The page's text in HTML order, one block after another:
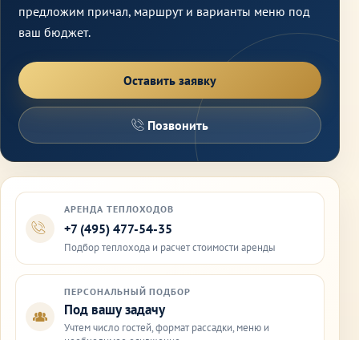
предложим причал, маршрут и варианты меню под
ваш бюджет.
Оставить заявку
Позвонить
АРЕНДА ТЕПЛОХОДОВ
+7 (495) 477-54-35
Подбор теплохода и расчет стоимости аренды
ПЕРСОНАЛЬНЫЙ ПОДБОР
Под вашу задачу
Учтем число гостей, формат рассадки, меню и